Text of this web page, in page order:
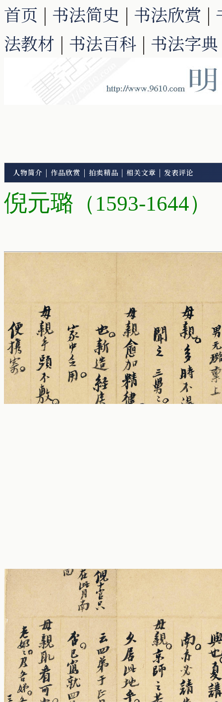
首页 | 书法简史 | 书法欣赏 |
法教材 | 书法百科 | 书法字典
人物简介 | 作品欣赏 | 拍卖精品 | 相关文章 | 发表评论
倪元璐 （1593-1644）